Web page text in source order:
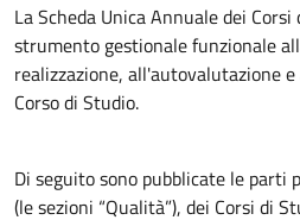
La Scheda Unica Annuale dei
strumento gestionale funzionale
realizzazione, all'autovalutazione
Corso di Studio.
Di seguito sono pubblicate le parti
(le sezioni “Qualità”), dei Corsi di